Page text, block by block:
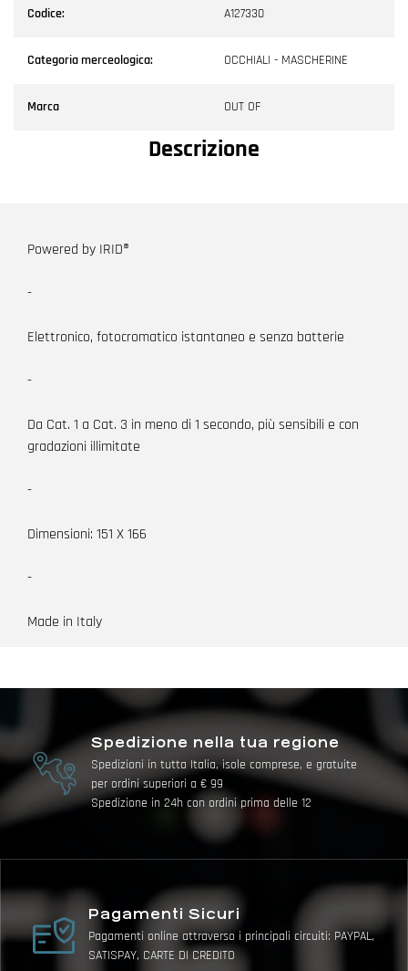
Codice: A127330
Categoria merceologica: OCCHIALI - MASCHERINE
Marca OUT OF
Descrizione
Powered by IRID®
-
Elettronico, fotocromatico istantaneo e senza batterie
-
Da Cat. 1 a Cat. 3 in meno di 1 secondo, più sensibili e con
gradazioni illimitate
-
Dimensioni: 151 X 166
-
Made in Italy
Spedizione nella tua regione
Spedizioni in tutta Italia, isole comprese, e gratuite
per ordini superiori a € 99
Spedizione in 24h con ordini prima delle 12
Pagamenti Sicuri
Pagamenti online attraverso i principali circuiti: PAYPAL,
SATISPAY, CARTE DI CREDITO